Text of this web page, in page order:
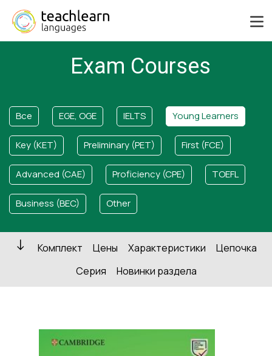
Exam Courses
Все EGE, OGE IELTS Young Learners
Key (KET) Preliminary (PET) First (FCE)
Advanced (CAE) Proficiency (CPE) TOEFL
Business (BEC) Other
Комплект Цены Характеристики
Цепочка
Серия
Новинки раздела